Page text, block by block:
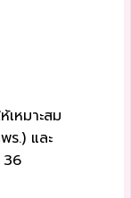
หมาะสม
ร.) และ
36